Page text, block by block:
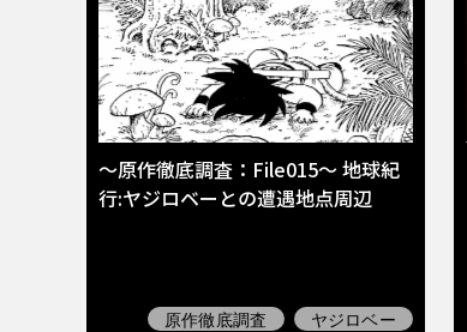
〜原作徹底調査：File015〜 地球紀
行:ヤジロベーとの遭遇地点周辺
原作徹底調査
ヤジロベー